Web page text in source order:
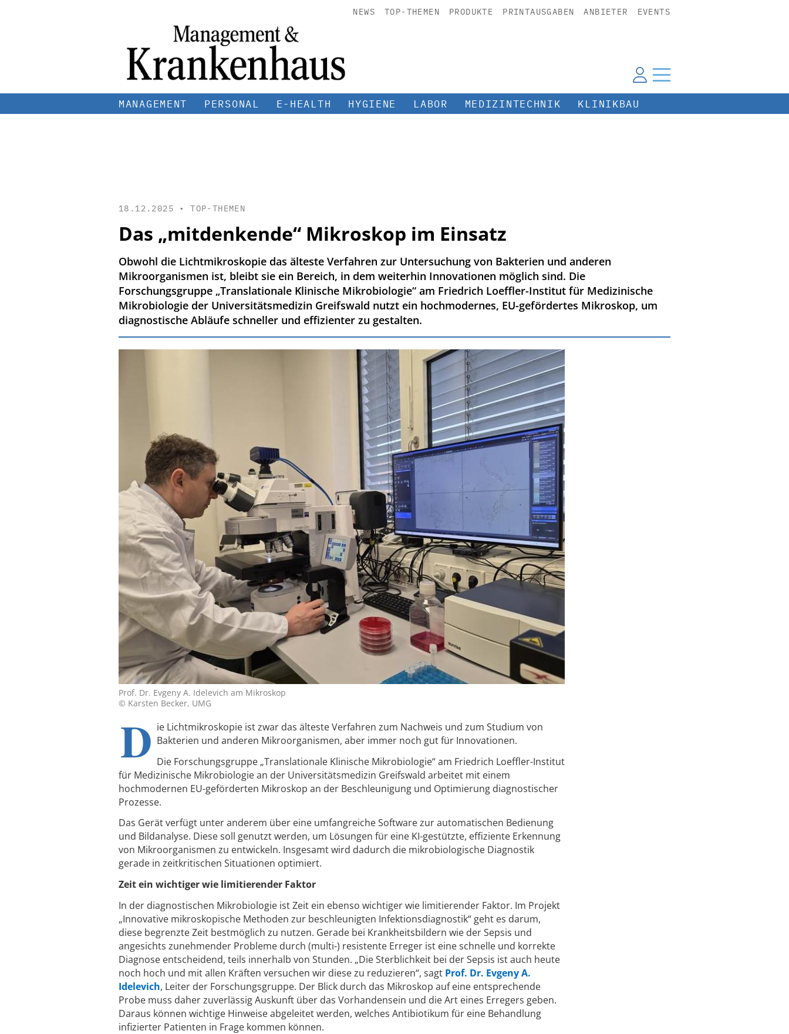
NEWS TOP-THEMEN PRODUKTE PRINTAUSGABEN ANBIETER EVENTS
MANAGEMENT PERSONAL E-HEALTH HYGIENE LABOR MEDIZINTECHNIK KLINIKBAU
18.12.2025 •TOP-THEMEN
Das „mitdenkende“ Mikroskop im Einsatz
Obwohl die Lichtmikroskopie das älteste Verfahren zur Untersuchung von Bakterien und anderen
Mikroorganismen ist, bleibt sie ein Bereich, in dem weiterhin Innovationen möglich sind. Die
Forschungsgruppe „Translationale Klinische Mikrobiologie“ am Friedrich Loeffler-Institut für Medizinische
Mikrobiologie der Universitätsmedizin Greifswald nutzt ein hochmodernes, EU-gefördertes Mikroskop, um
diagnostische Abläufe schneller und effizienter zu gestalten.
Prof. Dr. Evgeny A. Idelevich am Mikroskop
© Karsten Becker, UMG
D ie Lichtmikroskopie ist zwar das älteste Verfahren zum Nachweis und zum Studium von
Bakterien und anderen Mikroorganismen, aber immer noch gut für Innovationen.
Die Forschungsgruppe „Translationale Klinische Mikrobiologie“ am Friedrich Loeffler-Institut
für Medizinische Mikrobiologie an der Universitätsmedizin Greifswald arbeitet mit einem
hochmodernen EU-geförderten Mikroskop an der Beschleunigung und Optimierung diagnostischer
Prozesse.
Das Gerät verfügt unter anderem über eine umfangreiche Software zur automatischen Bedienung
und Bildanalyse. Diese soll genutzt werden, um Lösungen für eine KI-gestützte, effiziente Erkennung
von Mikroorganismen zu entwickeln. Insgesamt wird dadurch die mikrobiologische Diagnostik
gerade in zeitkritischen Situationen optimiert.
Zeit ein wichtiger wie limitierender Faktor
In der diagnostischen Mikrobiologie ist Zeit ein ebenso wichtiger wie limitierender Faktor. Im Projekt
„Innovative mikroskopische Methoden zur beschleunigten Infektionsdiagnostik“ geht es darum,
diese begrenzte Zeit bestmöglich zu nutzen. Gerade bei Krankheitsbildern wie der Sepsis und
angesichts zunehmender Probleme durch (multi-) resistente Erreger ist eine schnelle und korrekte
Diagnose entscheidend, teils innerhalb von Stunden. „Die Sterblichkeit bei der Sepsis ist auch heute
noch hoch und mit allen Kräften versuchen wir diese zu reduzieren“, sagt Prof. Dr. Evgeny A.
Idelevich, Leiter der Forschungsgruppe. Der Blick durch das Mikroskop auf eine entsprechende
Probe muss daher zuverlässig Auskunft über das Vorhandensein und die Art eines Erregers geben.
Daraus können wichtige Hinweise abgeleitet werden, welches Antibiotikum für eine Behandlung
infizierter Patienten in Frage kommen können.